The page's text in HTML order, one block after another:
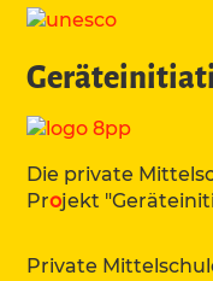
Die private
Projekt
Private